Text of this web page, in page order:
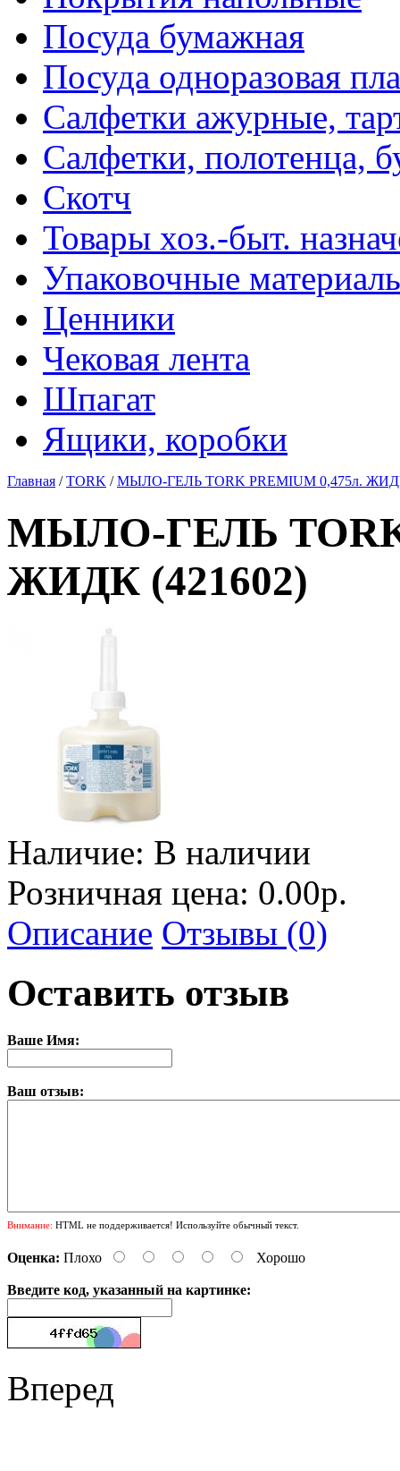
Посуда бумажная
Посуда одноразовая
Салфетки ажурные,
Салфетки, полотенца,
Скотч
Товары хоз.-быт.
Упаковочные
Ценники
Чековая лента
Шпагат
Ящики, коробки
Главная /TORK /МЫЛО-ГЕЛЬ TORK PREMIUM 0,475л.
МЫЛО-ГЕЛЬ TORK
ЖИДК (421602)
Наличие: В наличии
Розничная цена: 0.00р.
Описание Отзывы (0)
Оставить отзыв
Ваше Имя:
Ваш отзыв:
Внимание: HTML не поддерживается! Используйте обычный текст.
Оценка: Плохо Хорошо
Введите код, указанный на картинке:
Вперед